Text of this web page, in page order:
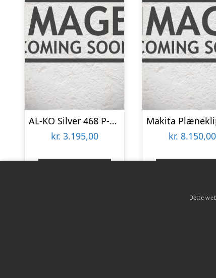
AL-KO Silver 468 P-A Bio Benzin Plæneklipper – AL-KO Pro 125 QSS / 123 CCM 119836
kr. 3.195,00
kr. 8.150,00
Dette